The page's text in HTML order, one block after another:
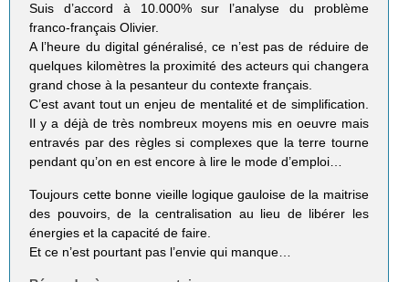
Suis d’accord à 10.000% sur l’analyse du problème
franco-français Olivier.
A l’heure du digital généralisé, ce n’est pas de réduire de
quelques kilomètres la proximité des acteurs qui changera
grand chose à la pesanteur du contexte français.
C’est avant tout un enjeu de mentalité et de simplification.
Il y a déjà de très nombreux moyens mis en oeuvre mais
entravés par des règles si complexes que la terre tourne
pendant qu’on en est encore à lire le mode d’emploi…
Toujours cette bonne vieille logique gauloise de la maitrise
des pouvoirs, de la centralisation au lieu de libérer les
énergies et la capacité de faire.
Et ce n’est pourtant pas l’envie qui manque…